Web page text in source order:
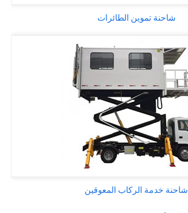
شاحنة تموين الطائرات
شاحنة خدمة الركاب المعوقين